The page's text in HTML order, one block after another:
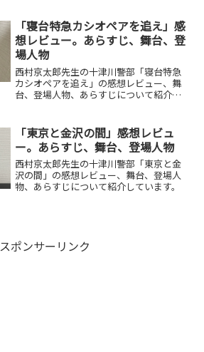
「寝台特急カシオペアを追え」感
想レビュー。あらすじ、舞台、登
場人物
西村京太郎先生の十津川警部「寝台特急
カシオペアを追え」の感想レビュー、舞
台、登場人物、あらすじについて紹介し
「東京と金沢の間」感想レビュ
ー。あらすじ、舞台、登場人物
西村京太郎先生の十津川警部「東京と金
沢の間」の感想レビュー、舞台、登場人
物、あらすじについて紹介しています。
スポンサーリンク